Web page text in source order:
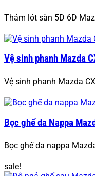
Thảm lót sàn 5D 6D
Vệ sinh phanh Mazda
Vệ sinh phanh Mazda
Bọc ghế da Nappa
Bọc ghế da nappa
sale!